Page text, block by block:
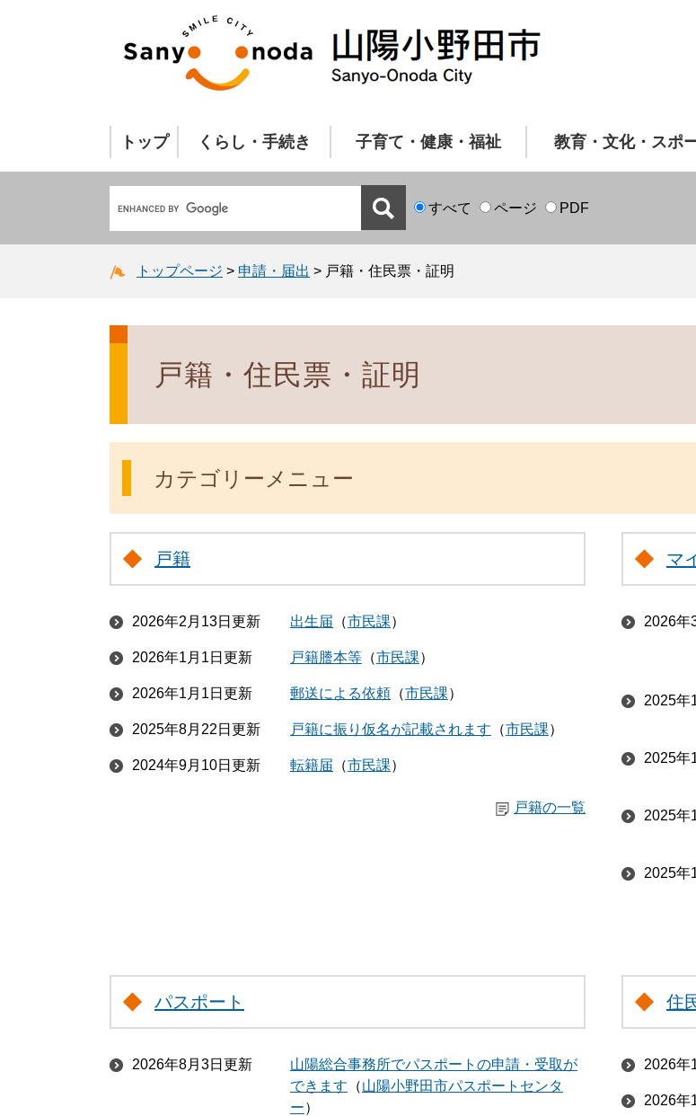
トップ くらし・手続き 子育て・健康・福祉 教育・文化・スポ
すべて ページ PDF
トップページ > 申請・届出 > 戸籍・住民票・証明
戸籍・住民票・証明
カテゴリーメニュー
戸籍
2026年2月13日更新 出生届 市民課
2026年1月1日更新 戸籍謄本等 市民課
2026年1月1日更新 郵送による依頼 市民課
2025年8月22日更新 戸籍に振り仮名が記載されます 市民課
2024年9月10日更新 転籍届 市民課
戸籍の一覧
マ
2026年
2025年
2025年
2025年
2025年
パスポート
2026年8月3日更新
山陽総合事務所でパスポートの申請・受取が
できます
山陽小野田市パスポートセンタ
ー
住
2026年
2026年